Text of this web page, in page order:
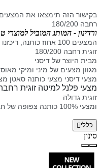
בקישור הזה תימצאו את המצעים
רחבה 180/200
ורדינון - המותג המוביל למוצרי
המצעים 100 אחוז
זוגית רחבה 180/200
מבית היוצר של דיסני
מגוון מצעים של מיני ומיקי מאוס למיטה
מצעי דיסני מצעי כותנה סאטן
מצעי פלנל למיטה זוגית רחבה 180/200, מצעי מבד
זוגית גדולה
ומצעי 100% כותנה צפופה של
כללי
סינון